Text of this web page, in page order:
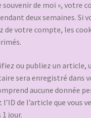
souvenir de moi », votre
deux semaines. Si
de votre compte, les
ou publiez un article,
sera enregistré dans
aucune donnée
de l’article que vous
jour.